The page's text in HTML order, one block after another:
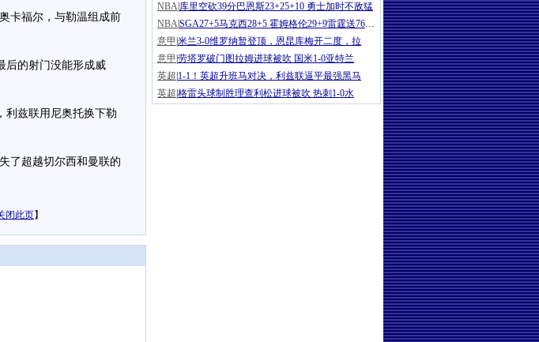
卡福尔，与勒温组成前
的射门没能形成威
兹联用尼奥托换下勒
了超越切尔西和曼联的
闭此页】
NBA 库里空砍39分巴恩斯23+25+10 勇士加时不敌猛
NBASGA27+5马克西28+5 霍姆格伦29+9雷霆送76人三连
意甲 米兰3-0维罗纳暂登顶，恩昆库梅开二度，拉
意甲 劳塔罗破门图拉姆进球被吹 国米1-0亚特兰
英超 1-1！英超升班马对决，利兹联逼平最强黑马
英超 格雷头球制胜理查利松进球被吹 热刺1-0水